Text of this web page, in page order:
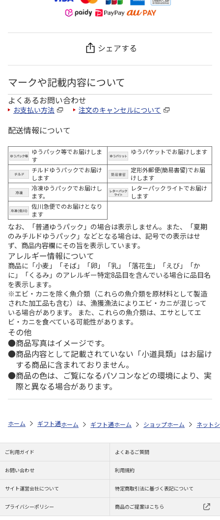
シェアする
マークや記載内容について
よくあるお問い合わせ
お支払い方法 注文のキャンセルについて
配送情報について
ゆうパック等でお届けしま
す
ゆうパケットでお届けします
チルドゆうパックでお届け
します
定形外郵便(簡易書留)でお届
けします
冷凍ゆうパックでお届けし
ます。
レターパックライトでお届け
します
佐川急便でのお届けとなり
ます
なお、「普通ゆうパック」の場合は表示しません。また、「夏期
のみチルドゆうパック」などとなる場合は、記号での表示はせ
ず、商品内容欄にその旨を表示しています。
アレルギー情報について
商品に「小麦」「そば」「卵」「乳」「落花生」「えび」「か
に」「くるみ」のアレルギー特定8品目を含んでいる場合に品目名
を表示します。
※エビ・カニを除く魚介類（これらの魚介類を原材料として製造
された加工品も含む）は、漁獲漁法によりエビ・カニが混じって
いる場合があります。 また、これらの魚介類は、エサとしてエ
ビ・カニを食べている可能性があります。
その他
商品写真はイメージです。
商品内容として記載されていない「小道具類」はお届け
する商品に含まれておりません。
商品の色は、ご覧になるパソコンなどの環境により、実
際と異なる場合があります。
ホーム ギフト通販 フラワーギフト 「スタイル」で選ぶ 花とス
ホーム ギフト通販 フラワーギフト ストア一覧
ホーム ショップ一覧 flower
ホーム ネット
ご利用ガイド よくあるご質問
お問い合わせ 利用規約
サイト運営会社について 特定商取引法に基づく表記について
プライバシーポリシー 商品のご提案はこちら